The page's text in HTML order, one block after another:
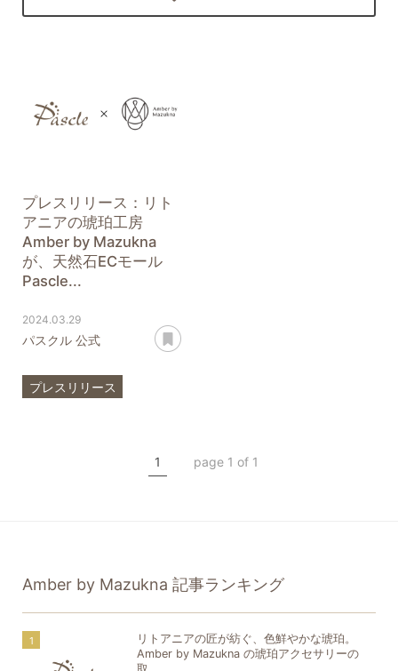
プレスリリース：リト
アニアの琥珀工房
Amber by Mazukna
が、天然石ECモール
Pascle...
2024.03.29
パスクル 公式
プレスリリース
1 page 1 of 1
Amber by Mazukna 記事ランキング
リトアニアの匠が紡ぐ、色鮮やかな琥珀。
Amber by Mazukna の琥珀アクセサリーの